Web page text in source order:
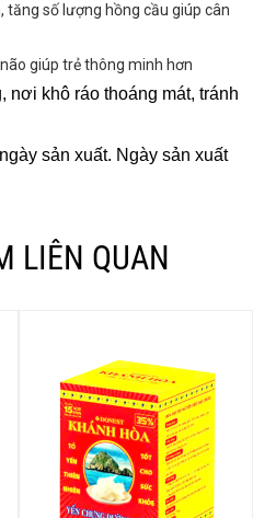
tăng số lượng hồng cầu giúp cân
giúp trẻ thông minh hơn
nơi khô ráo thoáng mát, tránh
sản xuất. Ngày sản xuất
LIÊN QUAN